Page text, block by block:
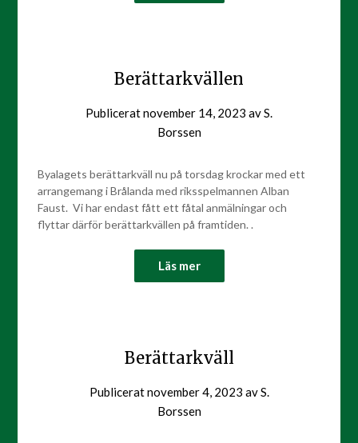
Berättarkvällen
Publiceratnovember 14, 2023 avS.
Borssen
Byalagets berättarkväll nu på torsdag krockar med ett
arrangemang i Brålanda med riksspelmannen Alban
Faust. Vi har endast fått ett fåtal anmälningar och
flyttar därför berättarkvällen på framtiden. .
Läs mer
Berättarkväll
Publiceratnovember 4, 2023 avS.
Borssen